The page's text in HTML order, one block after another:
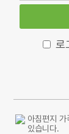
로
아침편지
있습니다.